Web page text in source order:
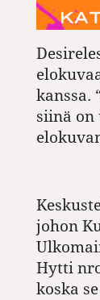
kanssa.
siinä on
johon
Hytti
koska